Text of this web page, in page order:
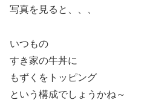
写真を見ると、、、
いつもの
すき家の牛丼に
もずくをトッピング
という構成でしょうかね～